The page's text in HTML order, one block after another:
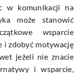
w komunikacji na
może stanowić
wsparcie
i zdobyć motywację
jeżeli nie znacie
i wsparcie,